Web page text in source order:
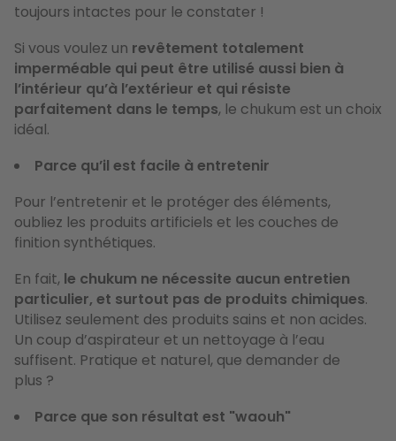
toujours intactes pour le constater !
Si vous voulez un revêtement totalement
imperméable qui peut être utilisé aussi bien à
l’intérieur qu’à l’extérieur et qui résiste
parfaitement dans le temps, le chukum est un choix
idéal.
Parce qu’il est facile à entretenir
Pour l’entretenir et le protéger des éléments,
oubliez les produits artificiels et les couches de
finition synthétiques.
En fait, le chukum ne nécessite aucun entretien
particulier, et surtout pas de produits chimiques.
Utilisez seulement des produits sains et non acides.
Un coup d’aspirateur et un nettoyage à l’eau
suffisent. Pratique et naturel, que demander de
plus ?
Parce que son résultat est "waouh"